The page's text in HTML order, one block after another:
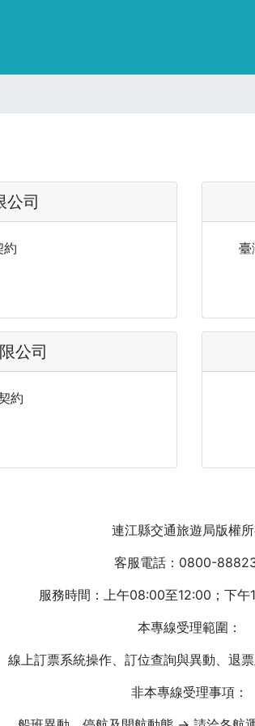
公司
約 臺
公司
約
連江縣交通旅遊局版權
客服電話：0800-
服務時間：上午08:00至12:00；下
本專線受理範圍：
線上訂票系統操作、訂位查詢與異動、退
非本專線受理事項：